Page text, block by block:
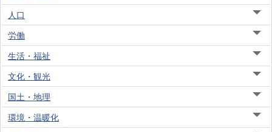
人口
労働
生活・福祉
文化・観光
国土・地理
環境・温暖化